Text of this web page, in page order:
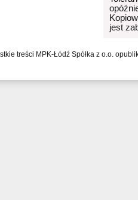
jest
treści MPK-Łódź Spółka z o.o.